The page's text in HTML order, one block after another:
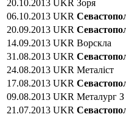
20.10.2013 UKR Зоря
06.10.2013 UKR
20.09.2013 UKR
14.09.2013 UKR Ворскла
31.08.2013 UKR
24.08.2013 UKR Металіст
17.08.2013 UKR
09.08.2013 UKR Металург З
21.07.2013 UKR